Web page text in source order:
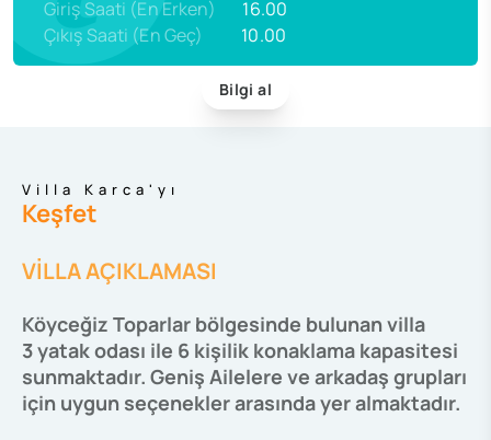
Giriş Saati (En Erken)
16.00
Çıkış Saati (En Geç)
10.00
Bilgi al
Villa Karca'yı
Keşfet
VİLLA AÇIKLAMASI
Köyceğiz Toparlar bölgesinde bulunan villa
3 yatak odası ile 6 kişilik konaklama kapasitesi
sunmaktadır. Geniş Ailelere ve arkadaş grupları
için uygun seçenekler arasında yer almaktadır.